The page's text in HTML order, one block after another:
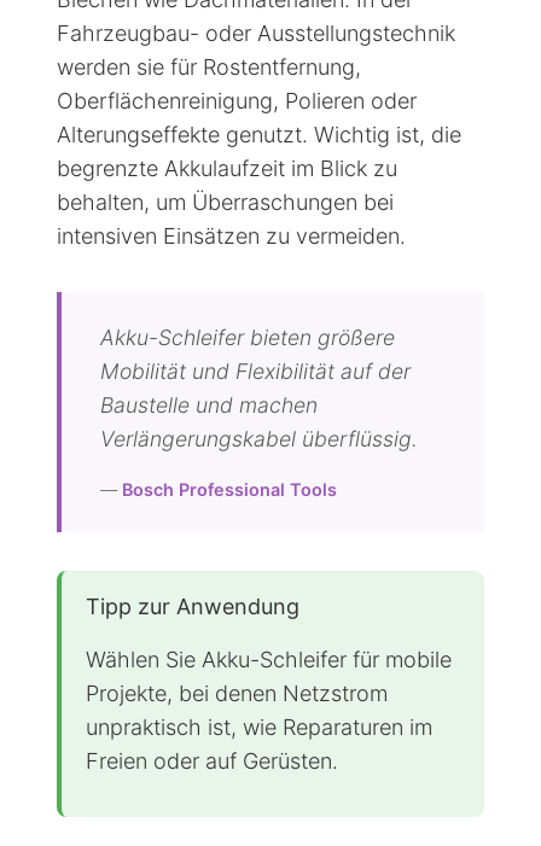
Fahrzeugbau- oder Ausstellungstechnik
werden sie für Rostentfernung,
Oberflächenreinigung, Polieren oder
Alterungseffekte genutzt. Wichtig ist, die
begrenzte Akkulaufzeit im Blick zu
behalten, um Überraschungen bei
intensiven Einsätzen zu vermeiden.
Akku-Schleifer bieten größere
Mobilität und Flexibilität auf der
Baustelle und machen
Verlängerungskabel überflüssig.
— Bosch Professional Tools
Tipp zur Anwendung
Wählen Sie Akku-Schleifer für mobile
Projekte, bei denen Netzstrom
unpraktisch ist, wie Reparaturen im
Freien oder auf Gerüsten.